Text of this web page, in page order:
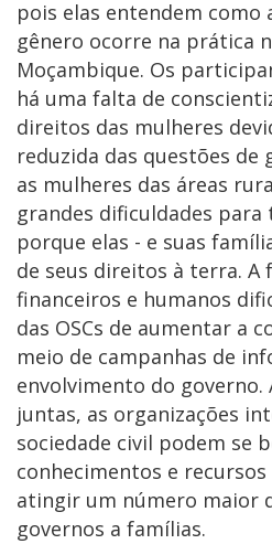
pois elas entendem como
gênero ocorre na prática
Moçambique. Os
há uma falta de
direitos das mulheres
reduzida das questões de
as mulheres das áreas
grandes dificuldades para
porque elas - e suas
de seus direitos à terra. A
financeiros e humanos
das OSCs de aumentar a
meio de campanhas de
envolvimento do
juntas, as organizações
sociedade civil podem se
conhecimentos e
atingir um número maior
governos a famílias.